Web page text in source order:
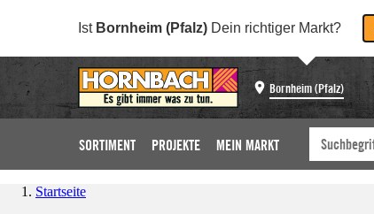
Ist Bornheim (Pfalz) Dein richtiger Markt?
Bornheim (Pfalz)
SORTIMENT PROJEKTE MEIN MARKT
Startseite